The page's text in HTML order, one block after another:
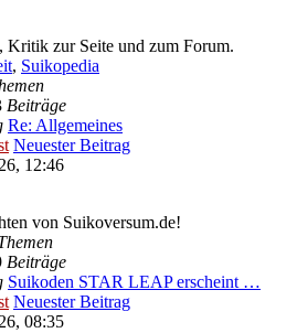
Kritik zur Seite und zum Forum.
, Suikopedia
Beiträge
Re: Allgemeines
Neuester Beitrag
12:46
von Suikoversum.de!
Beiträge
Suikoden STAR LEAP erscheint …
Neuester Beitrag
08:35